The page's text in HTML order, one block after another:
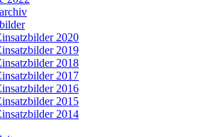
2020
2019
2018
2017
2016
2015
2014